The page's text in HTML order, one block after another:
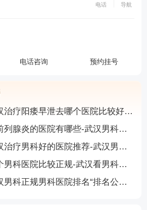
85888969
电话 导航
电话咨询 预约挂号
榜单公布：武汉治疗阳痿早泄去哪个医院比较好-武汉男科医院哪家靠谱
速看：武汉看前列腺炎的医院有哪些-武汉男科医院推荐
榜单公布：武汉治疗男科好的医院推荐-武汉男科医院哪家靠谱
速看：武汉哪个男科医院比较正规-武汉看男科医院推荐名单
排名靠前：武汉男科正规男科医院排名“排名公布”武汉德馨男科医院靠谱吗